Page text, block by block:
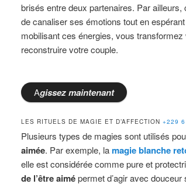
brisés entre deux partenaires. Par
de canaliser ses émotions tout en
mobilisant ces énergies, vous
reconstruire votre couple.
Agissezmaintenant
LES RITUELS DE MAGIE ET D’AFFECTION +229
Plusieurs types de magies sont utilisés
aimée. Par exemple, lamagie blanche
elle est considérée comme pure et
de l’être aimépermet d’agir avec